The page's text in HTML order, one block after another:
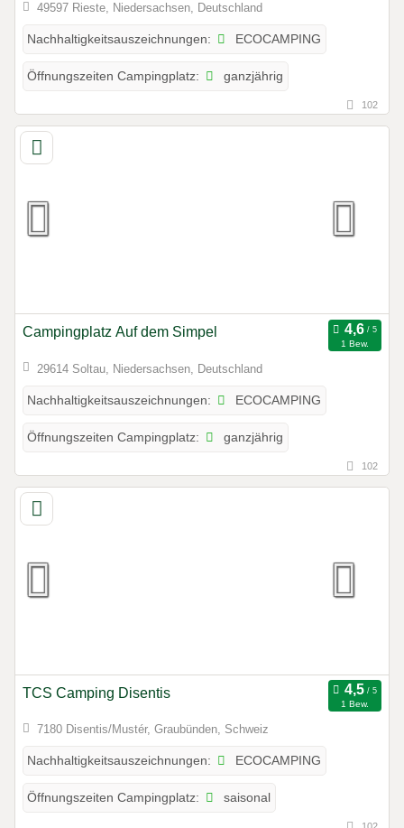
49597 Rieste, Niedersachsen, Deutschland
Nachhaltigkeitsauszeichnungen: ECOCAMPING
Öffnungszeiten Campingplatz: ganzjährig
102
Campingplatz Auf dem Simpel
1 Bew.
29614 Soltau, Niedersachsen, Deutschland
Nachhaltigkeitsauszeichnungen: ECOCAMPING
Öffnungszeiten Campingplatz: ganzjährig
102
TCS Camping Disentis
1 Bew.
7180 Disentis/Mustér, Graubünden, Schweiz
Nachhaltigkeitsauszeichnungen: ECOCAMPING
Öffnungszeiten Campingplatz: saisonal